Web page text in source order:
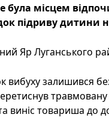
була місцем
підриву дитини
Яр Луганського
залишився
травмовану
виніс товариша до